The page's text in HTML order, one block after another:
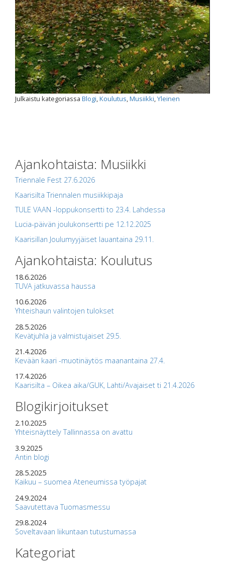
Julkaistu kategoriassa Blogi,Koulutus,Musiikki,Yleinen
Ajankohtaista: Musiikki
Triennale Fest 27.6.2026
Kaarisilta Triennalen musiikkipaja
TULE VAAN -loppukonsertti to 23.4. Lahdessa
Lucia-päivän joulukonsertti pe 12.12.2025
Kaarisillan Joulumyyjäiset lauantaina 29.11.
Ajankohtaista: Koulutus
18.6.2026
TUVA jatkuvassa haussa
10.6.2026
Yhteishaun valintojen tulokset
28.5.2026
Kevätjuhla ja valmistujaiset 29.5.
21.4.2026
Kevään kaari -muotinäytös maanantaina 27.4.
17.4.2026
Kaarisilta – Oikea aika/GUK, Lahti/Avajaiset ti 21.4.2026
Blogikirjoitukset
2.10.2025
Yhteisnäyttely Tallinnassa on avattu
3.9.2025
Antin blogi
28.5.2025
Kaikuu – suomea Ateneumissa työpajat
24.9.2024
Saavutettava Tuomasmessu
29.8.2024
Soveltavaan liikuntaan tutustumassa
Kategoriat